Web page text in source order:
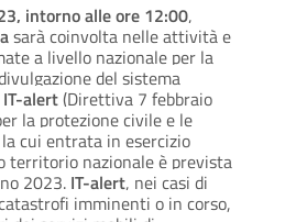
intorno alle ore 12:00,
sarà coinvolta nelle attività e
a livello nazionale per la
del sistema
alert(Direttiva 7 febbraio
la protezione civile e le
cui entrata in esercizio
territorio nazionale è prevista
2023. IT-alert, nei casi di
imminenti o in corso,